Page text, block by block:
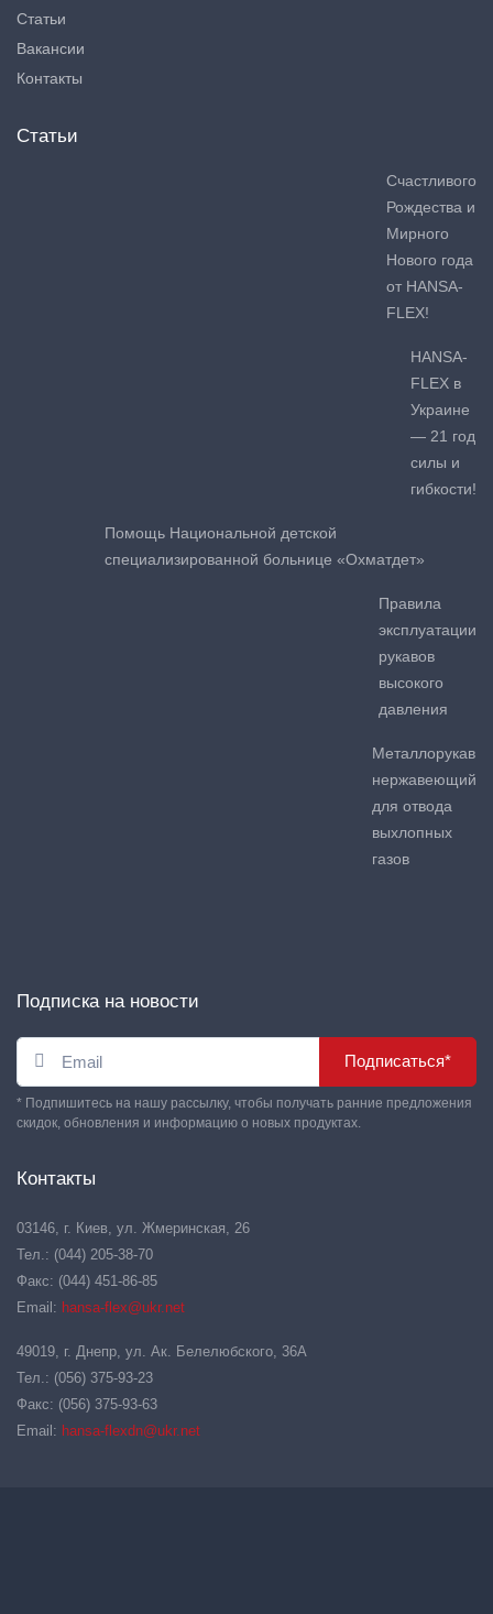
Статьи
Вакансии
Контакты
Статьи
Счастливого
Рождества и
Мирного
Нового года
от HANSA-
FLEX!
HANSA-
FLEX в
Украине
— 21 год
силы и
гибкости!
Помощь Национальной детской
специализированной больнице «Охматдет»
Правила
эксплуатации
рукавов
высокого
давления
Металлорукав
нержавеющий
для отвода
выхлопных
газов
Подписка на новости
Подписаться*
* Подпишитесь на нашу рассылку, чтобы получать ранние предложения
скидок, обновления и информацию о новых продуктах.
Контакты
03146, г. Киев, ул. Жмеринская, 26
Тел.: (044) 205-38-70
Факс: (044) 451-86-85
Email: hansa-flex@ukr.net
49019, г. Днепр, ул. Ак. Белелюбского, 36А
Тел.: (056) 375-93-23
Факс: (056) 375-93-63
Email: hansa-flexdn@ukr.net